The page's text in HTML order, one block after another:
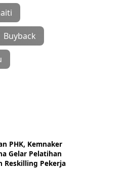
Buyback
PHK, Kemnaker
Gelar Pelatihan
Reskilling Pekerja